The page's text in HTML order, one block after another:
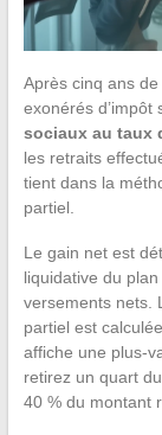
Après cinq ans
exonérés d’impôt
sociaux au taux
les retraits
tient dans la
partiel.
Le gain net est
liquidative du
versements nets.
partiel est
affiche une plus-
retirez un quart
40 % du montant